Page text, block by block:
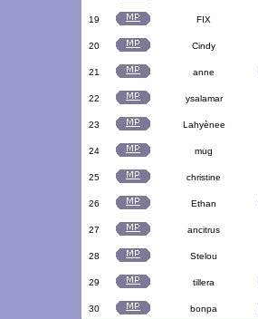
19 FIX
20 Cindy
21 anne
22 ysalamar
23 Lahyènee
24 mug
25 christine
26 Ethan
27 ancitrus
28 Stelou
29 tillera
30 bonpa